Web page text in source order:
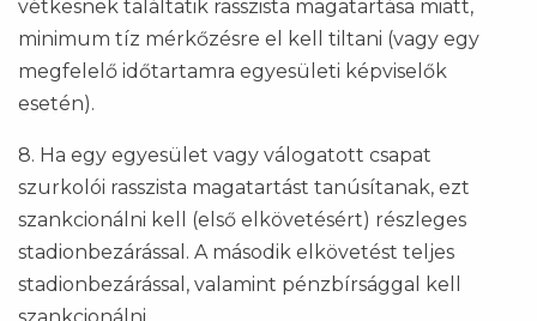
vétkesnek találtatik rasszista magatartása miatt,
minimum tíz mérkőzésre el kell tiltani (vagy egy
megfelelő időtartamra egyesületi képviselők
esetén).
8. Ha egy egyesület vagy válogatott csapat
szurkolói rasszista magatartást tanúsítanak, ezt
szankcionálni kell (első elkövetésért) részleges
stadionbezárással. A második elkövetést teljes
stadionbezárással, valamint pénzbírsággal kell